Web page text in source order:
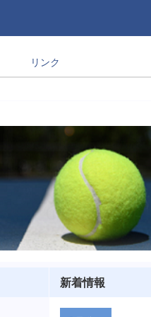
リンク
新着情報